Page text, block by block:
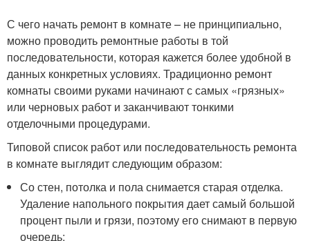
С чего начать ремонт в комнате – не принципиально,
можно проводить ремонтные работы в той
последовательности, которая кажется более удобной в
данных конкретных условиях. Традиционно ремонт
комнаты своими руками начинают с самых «грязных»
или черновых работ и заканчивают тонкими
отделочными процедурами.
Типовой список работ или последовательность ремонта
в комнате выглядит следующим образом:
Со стен, потолка и пола снимается старая отделка.
Удаление напольного покрытия дает самый большой
процент пыли и грязи, поэтому его снимают в первую
очередь;